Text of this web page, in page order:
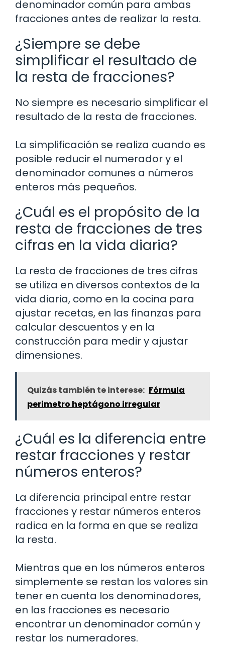
denominador común para ambas
fracciones antes de realizar la resta.
¿Siempre se debe
simplificar el resultado de
la resta de fracciones?
No siempre es necesario simplificar el
resultado de la resta de fracciones.
La simplificación se realiza cuando es
posible reducir el numerador y el
denominador comunes a números
enteros más pequeños.
¿Cuál es el propósito de la
resta de fracciones de tres
cifras en la vida diaria?
La resta de fracciones de tres cifras
se utiliza en diversos contextos de la
vida diaria, como en la cocina para
ajustar recetas, en las finanzas para
calcular descuentos y en la
construcción para medir y ajustar
dimensiones.
Quizás también te interese: Fórmula
perimetro heptágono irregular
¿Cuál es la diferencia entre
restar fracciones y restar
números enteros?
La diferencia principal entre restar
fracciones y restar números enteros
radica en la forma en que se realiza
la resta.
Mientras que en los números enteros
simplemente se restan los valores sin
tener en cuenta los denominadores,
en las fracciones es necesario
encontrar un denominador común y
restar los numeradores.